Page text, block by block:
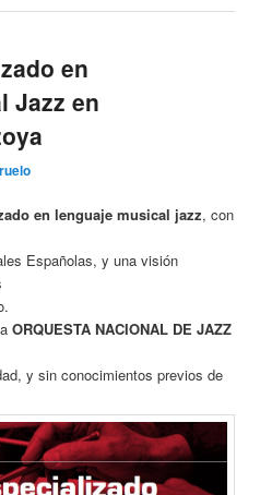
en
Jazz en
en lenguaje musical jazz, con
Españolas, y una visión
ORQUESTA NACIONAL DE JAZZ
y sin conocimientos previos de